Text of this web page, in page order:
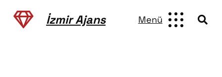
İzmir Ajans Menü